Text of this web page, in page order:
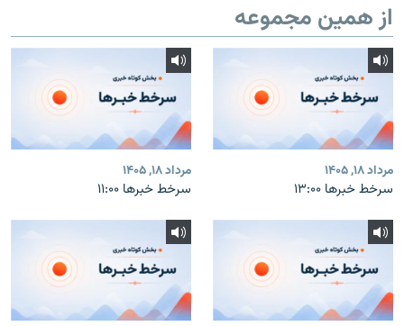
از همین مجموعه
مرداد ۱۸, ۱۴۰۵
سرخط خبرها ۱۳:۰۰
مرداد ۱۸, ۱۴۰۵
سرخط خبرها ۱۱:۰۰